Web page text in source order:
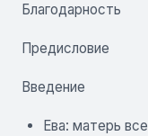
Благодарность
Предисловие
Введение
Ева: матерь